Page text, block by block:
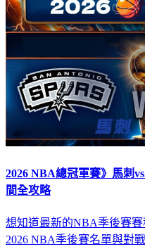
2026 NBA總冠軍賽》馬刺
間全攻略
想知道最新的NBA季後賽
2026 NBA季後賽名單與對